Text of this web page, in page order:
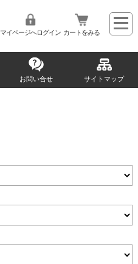
マイページへログイン カートをみる
お問い合せ サイトマップ